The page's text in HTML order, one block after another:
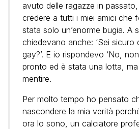
avuto delle ragazze in
credere a tutti i miei amici che
stata solo un’enorme bugia. A
chiedevano anche: ‘Sei sicuro
gay?’. E io rispondevo ‘No,
pronto ed è stata una lotta,
mentire.
Per molto tempo ho pensato
nascondere la mia verità
ora lo sono, un calciatore